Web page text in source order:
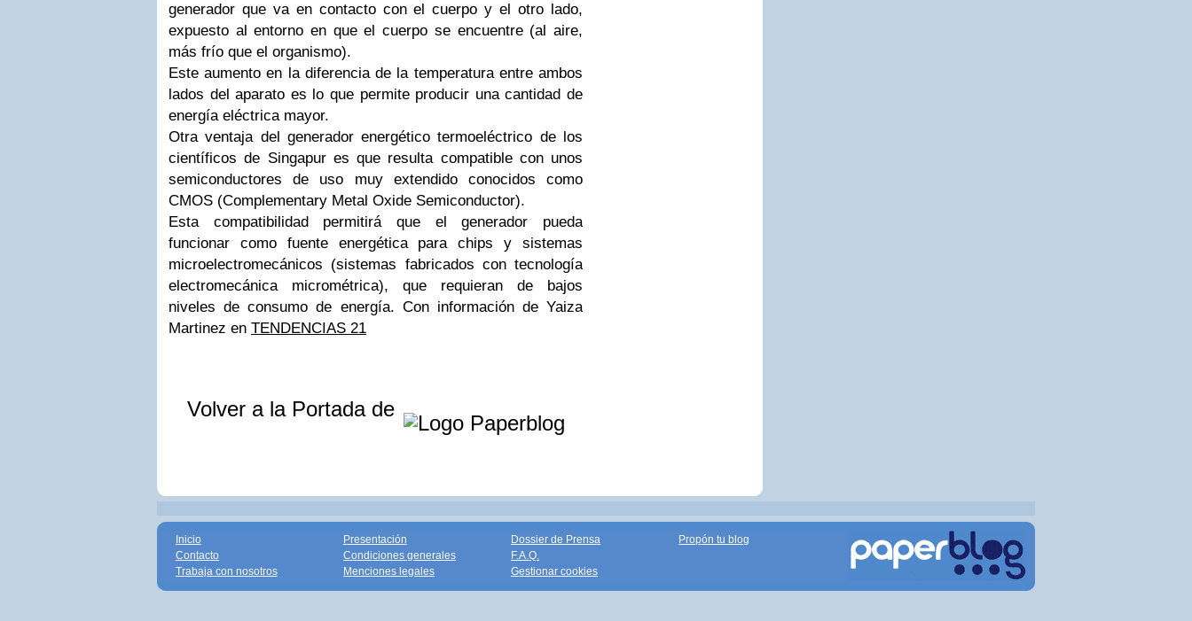
generador que va en contacto con el cuerpo y el otro lado,
expuesto al entorno en que el cuerpo se encuentre (al aire,
más frío que el organismo).
Este aumento en la diferencia de la temperatura entre ambos
lados del aparato es lo que permite producir una cantidad de
energía eléctrica mayor.
Otra ventaja del generador energético termoeléctrico de los
científicos de Singapur es que resulta compatible con unos
semiconductores de uso muy extendido conocidos como
CMOS (Complementary Metal Oxide Semiconductor).
Esta compatibilidad permitirá que el generador pueda
funcionar como fuente energética para chips y sistemas
microelectromecánicos (sistemas fabricados con tecnología
electromecánica micrométrica), que requieran de bajos
niveles de consumo de energía. Con información de Yaiza
Martinez en TENDENCIAS 21
Volver a la Portada de
Inicio
Contacto
Trabaja con nosotros
Presentación
Condiciones generales
Menciones legales
Dossier de Prensa
F.A.Q.
Gestionar cookies
Propón tu blog